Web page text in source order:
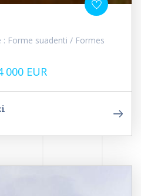
Forme suadenti / Formes
000 EUR